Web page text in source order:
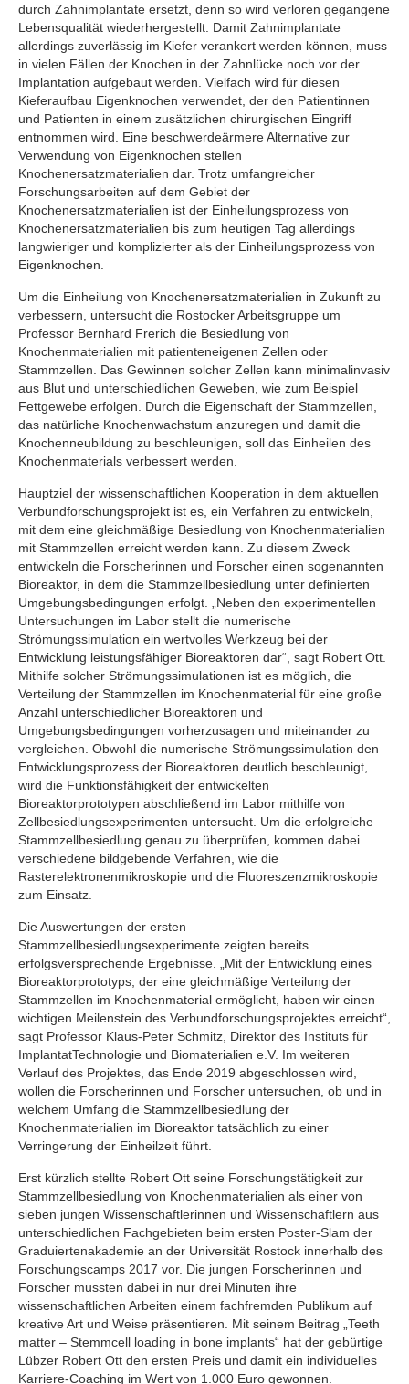
durch Zahnimplantate ersetzt, denn so wird verloren gegangene
Lebensqualität wiederhergestellt. Damit Zahnimplantate
allerdings zuverlässig im Kiefer verankert werden können, muss
in vielen Fällen der Knochen in der Zahnlücke noch vor der
Implantation aufgebaut werden. Vielfach wird für diesen
Kieferaufbau Eigenknochen verwendet, der den Patientinnen
und Patienten in einem zusätzlichen chirurgischen Eingriff
entnommen wird. Eine beschwerdeärmere Alternative zur
Verwendung von Eigenknochen stellen
Knochenersatzmaterialien dar. Trotz umfangreicher
Forschungsarbeiten auf dem Gebiet der
Knochenersatzmaterialien ist der Einheilungsprozess von
Knochenersatzmaterialien bis zum heutigen Tag allerdings
langwieriger und komplizierter als der Einheilungsprozess von
Eigenknochen.
Um die Einheilung von Knochenersatzmaterialien in Zukunft zu
verbessern, untersucht die Rostocker Arbeitsgruppe um
Professor Bernhard Frerich die Besiedlung von
Knochenmaterialien mit patienteneigenen Zellen oder
Stammzellen. Das Gewinnen solcher Zellen kann minimalinvasiv
aus Blut und unterschiedlichen Geweben, wie zum Beispiel
Fettgewebe erfolgen. Durch die Eigenschaft der Stammzellen,
das natürliche Knochenwachstum anzuregen und damit die
Knochenneubildung zu beschleunigen, soll das Einheilen des
Knochenmaterials verbessert werden.
Hauptziel der wissenschaftlichen Kooperation in dem aktuellen
Verbundforschungsprojekt ist es, ein Verfahren zu entwickeln,
mit dem eine gleichmäßige Besiedlung von Knochenmaterialien
mit Stammzellen erreicht werden kann. Zu diesem Zweck
entwickeln die Forscherinnen und Forscher einen sogenannten
Bioreaktor, in dem die Stammzellbesiedlung unter definierten
Umgebungsbedingungen erfolgt. „Neben den experimentellen
Untersuchungen im Labor stellt die numerische
Strömungssimulation ein wertvolles Werkzeug bei der
Entwicklung leistungsfähiger Bioreaktoren dar“, sagt Robert Ott.
Mithilfe solcher Strömungssimulationen ist es möglich, die
Verteilung der Stammzellen im Knochenmaterial für eine große
Anzahl unterschiedlicher Bioreaktoren und
Umgebungsbedingungen vorherzusagen und miteinander zu
vergleichen. Obwohl die numerische Strömungssimulation den
Entwicklungsprozess der Bioreaktoren deutlich beschleunigt,
wird die Funktionsfähigkeit der entwickelten
Bioreaktorprototypen abschließend im Labor mithilfe von
Zellbesiedlungsexperimenten untersucht. Um die erfolgreiche
Stammzellbesiedlung genau zu überprüfen, kommen dabei
verschiedene bildgebende Verfahren, wie die
Rasterelektronenmikroskopie und die Fluoreszenzmikroskopie
zum Einsatz.
Die Auswertungen der ersten
Stammzellbesiedlungsexperimente zeigten bereits
erfolgsversprechende Ergebnisse. „Mit der Entwicklung eines
Bioreaktorprototyps, der eine gleichmäßige Verteilung der
Stammzellen im Knochenmaterial ermöglicht, haben wir einen
wichtigen Meilenstein des Verbundforschungsprojektes erreicht“,
sagt Professor Klaus-Peter Schmitz, Direktor des Instituts für
ImplantatTechnologie und Biomaterialien e.V. Im weiteren
Verlauf des Projektes, das Ende 2019 abgeschlossen wird,
wollen die Forscherinnen und Forscher untersuchen, ob und in
welchem Umfang die Stammzellbesiedlung der
Knochenmaterialien im Bioreaktor tatsächlich zu einer
Verringerung der Einheilzeit führt.
Erst kürzlich stellte Robert Ott seine Forschungstätigkeit zur
Stammzellbesiedlung von Knochenmaterialien als einer von
sieben jungen Wissenschaftlerinnen und Wissenschaftlern aus
unterschiedlichen Fachgebieten beim ersten Poster-Slam der
Graduiertenakademie an der Universität Rostock innerhalb des
Forschungscamps 2017 vor. Die jungen Forscherinnen und
Forscher mussten dabei in nur drei Minuten ihre
wissenschaftlichen Arbeiten einem fachfremden Publikum auf
kreative Art und Weise präsentieren. Mit seinem Beitrag „Teeth
matter – Stemmcell loading in bone implants“ hat der gebürtige
Lübzer Robert Ott den ersten Preis und damit ein individuelles
Karriere-Coaching im Wert von 1.000 Euro gewonnen.